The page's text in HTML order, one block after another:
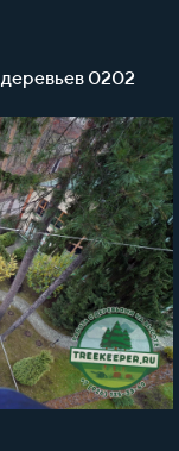
0202